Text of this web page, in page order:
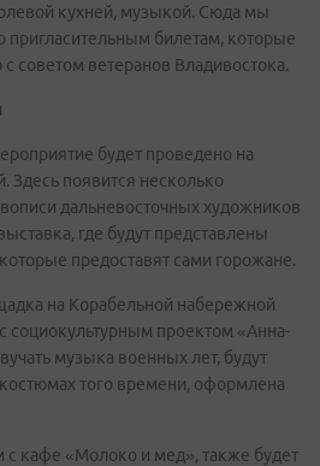
кухней, музыкой. Сюда мы
пригласительным билетам, которые
советом ветеранов Владивостока.
будет проведено на
Здесь появится несколько
дальневосточных художников
где будут представлены
предоставят сами горожане.
на Корабельной набережной
социокультурным проектом «Анна-
музыка военных лет, будут
того времени, оформлена
с кафе «Молоко и мед», также будет